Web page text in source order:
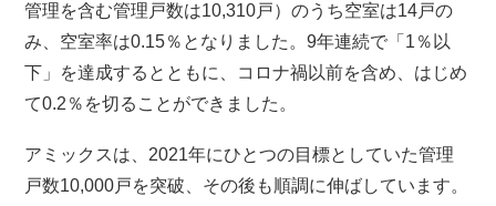
管理を含む管理戸数は10,310戸）のうち空室は14戸の
み、空室率は0.15％となりました。9年連続で「1％以
下」を達成するとともに、コロナ禍以前を含め、はじめ
て0.2％を切ることができました。
アミックスは、2021年にひとつの目標としていた管理
戸数10,000戸を突破、その後も順調に伸ばしています。